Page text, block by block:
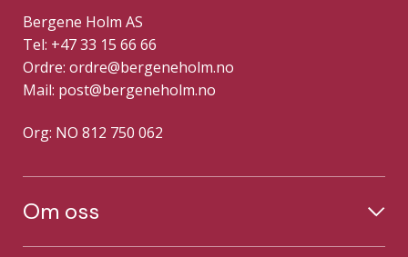
Bergene Holm AS
Tel: +47 33 15 66 66
Ordre: ordre@bergeneholm.no
Mail: post@bergeneholm.no
Org: NO 812 750 062
Om oss